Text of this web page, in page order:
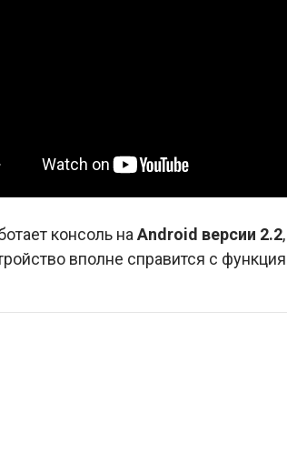
консоль на Android версии 2.2
вполне справится с